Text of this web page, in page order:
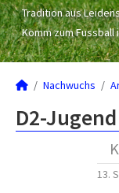
Tradition aus
Komm zum Fussball
Nachwuchs
D2-
13.